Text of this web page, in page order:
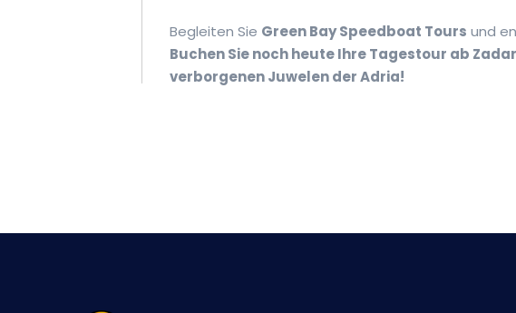
Begleiten Sie Green Bay Speedboat Tours und
Buchen Sie noch heute Ihre Tagestour ab
verborgenen Juwelen der Adria!